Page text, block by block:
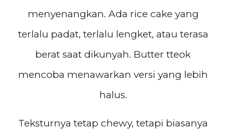
menyenangkan. Ada rice cake yang
terlalu padat, terlalu lengket, atau terasa
berat saat dikunyah. Butter tteok
mencoba menawarkan versi yang lebih
halus.
Teksturnya tetap chewy, tetapi biasanya